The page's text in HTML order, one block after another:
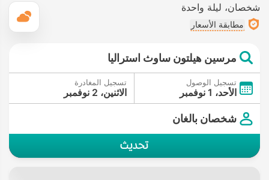
شخصان ليلة واحدة
مطابقة الأسعار
مرسين هيلتون ساوث استراليا
تسجيل الوصول
الأحد، 1 نوفمبر
تسجيل المغادرة
الاثنين، 2 نوفمبر
شخصان بالغان
تحديث